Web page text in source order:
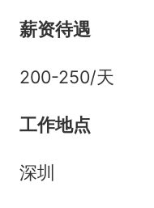
薪资待遇
200-250/天
工作地点
深圳